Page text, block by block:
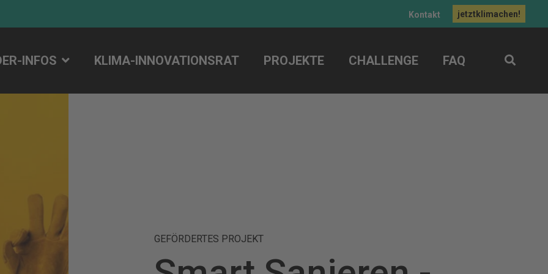
Kontakt jetztklimachen!
INFOS KLIMA-INNOVATIONSRAT PROJEKTE CHALLENGE FAQ
GEFÖRDERTES PROJEKT